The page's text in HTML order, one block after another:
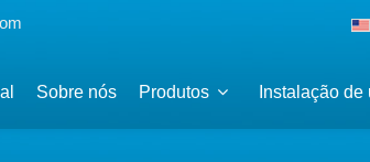
Sobre nós Produtos Instalação